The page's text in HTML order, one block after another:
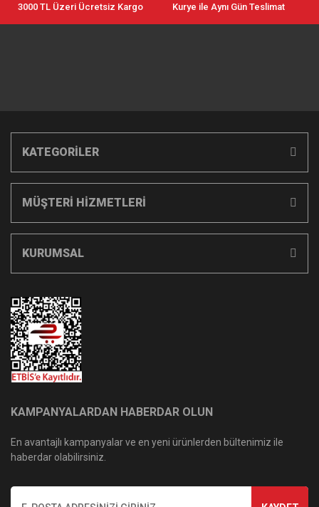
3000 TL Üzeri Ücretsiz Kargo Kurye ile Aynı Gün Teslimat
KATEGORİLER
MÜŞTERİ HİZMETLERİ
KURUMSAL
KAMPANYALARDAN HABERDAR OLUN
En avantajlı kampanyalar ve en yeni ürünlerden bültenimiz ile
haberdar olabilirsiniz.